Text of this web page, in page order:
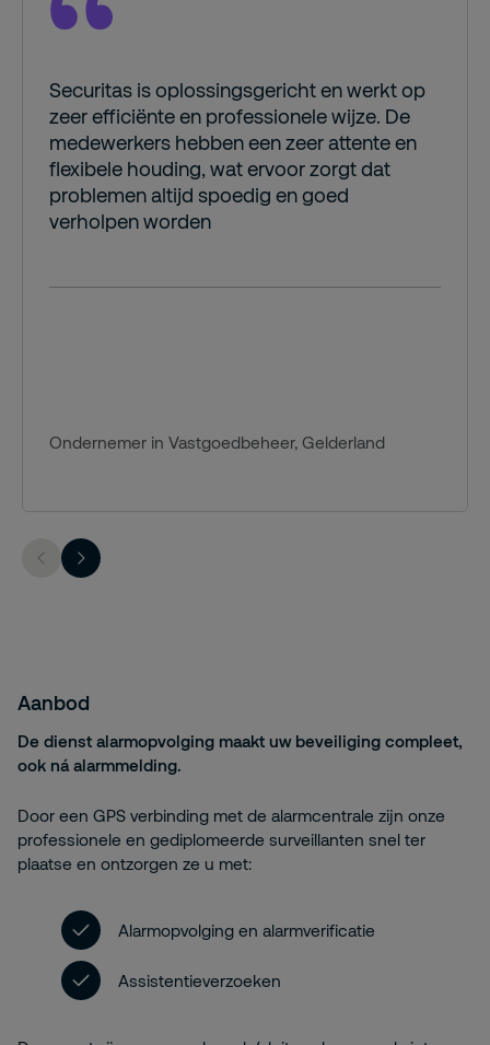
Securitas is oplossingsgericht en werkt op
zeer efficiënte en professionele wijze. De
medewerkers hebben een zeer attente en
flexibele houding, wat ervoor zorgt dat
problemen altijd spoedig en goed
verholpen worden
Ondernemer in Vastgoedbeheer, Gelderland
Aanbod
De dienst alarmopvolging maakt uw beveiliging compleet,
ook ná alarmmelding.
Door een GPS verbinding met de alarmcentrale zijn onze
professionele en gediplomeerde surveillanten snel ter
plaatse en ontzorgen ze u met:
Alarmopvolging en alarmverificatie
Assistentieverzoeken